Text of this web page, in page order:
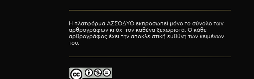
Η πλατφόρμα ΑΣΣΟΔΥΟ εκπροσωπεί μόνο το σύνολο των
αρθρογράφων κι όχι τον καθένα ξεχωριστά. Ο κάθε
αρθρογράφος έχει την αποκλειστική ευθύνη των κειμένων
του.